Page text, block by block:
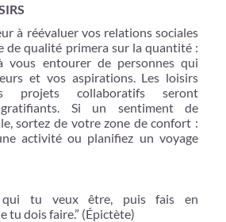
à réévaluer vos relations sociales
de qualité primera sur la quantité :
vous entourer de personnes qui
et vos aspirations. Les loisirs
projets collaboratifs seront
gratifiants. Si un sentiment de
sortez de votre zone de confort :
activité ou planifiez un voyage
qui tu veux être, puis fais en
tu dois faire.” (Épictète)